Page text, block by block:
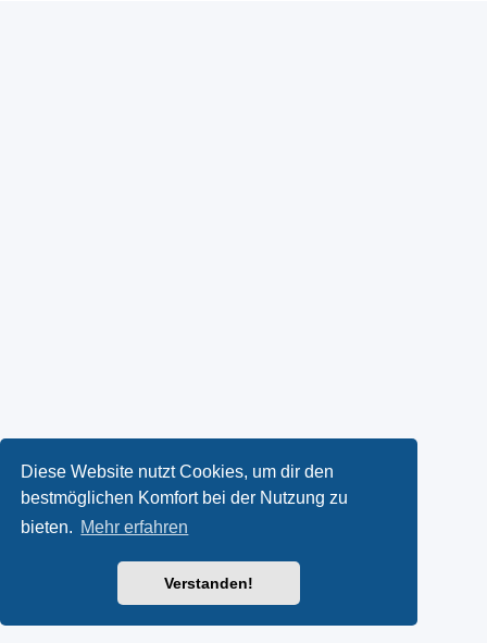
Diese Website nutzt Cookies, um dir den
bestmöglichen Komfort bei der Nutzung zu
bieten. Mehr erfahren
Verstanden!